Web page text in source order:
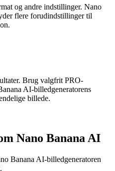
og andre indstillinger. Nano
flere forudindstillinger til
Brug valgfrit PRO-
AI-billedgeneratorens
billede.
Nano Banana AI
Banana AI-billedgeneratoren